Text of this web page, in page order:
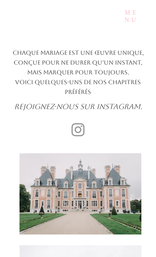
ME
NU
Chaque mariage est une œuvre unique,
conçue pour ne durer qu'un instant,
mais marquer pour toujours.
Voici quelques-uns de nos chapitres
préférés
rejoignez-nous sur Instagram.